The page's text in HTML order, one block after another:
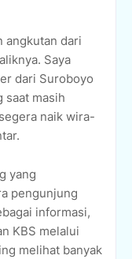
angkutan dari
Saya
dari Suroboyo
saat masih
naik wira-
yang
pengunjung
informasi,
KBS melalui
melihat banyak